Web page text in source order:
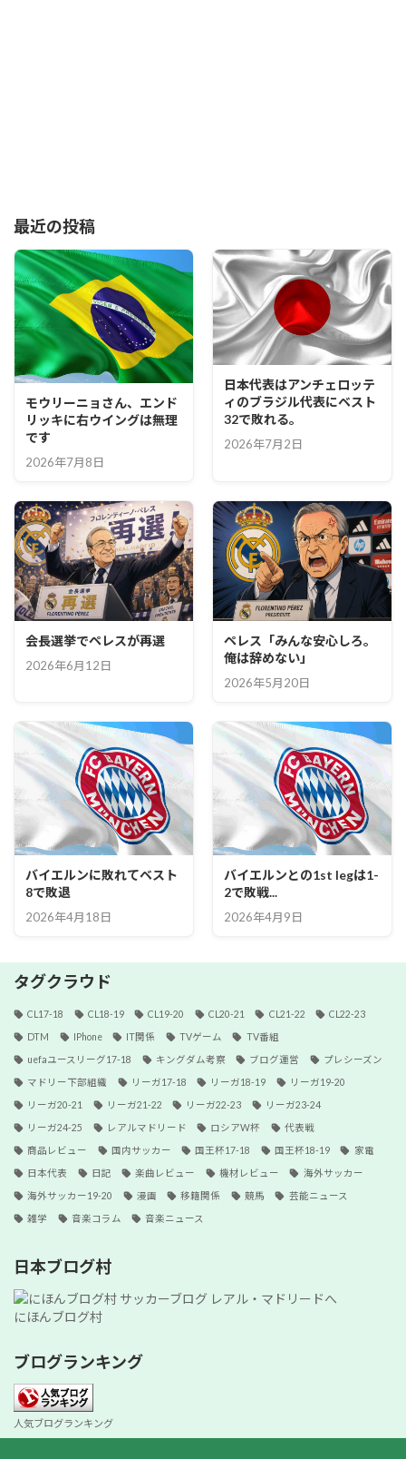
最近の投稿
モウリーニョさん、エンド
リッキに右ウイングは無理
です
2026年7月8日
日本代表はアンチェロッテ
ィのブラジル代表にベスト
32で敗れる。
2026年7月2日
会長選挙でペレスが再選
2026年6月12日
ペレス「みんな安心しろ。
俺は辞めない」
2026年5月20日
バイエルンに敗れてベスト
8で敗退
2026年4月18日
バイエルンとの1st legは1-
2で敗戦...
2026年4月9日
タグクラウド
CL17-18 CL18-19 CL19-20 CL20-21 CL21-22 CL22-23
DTM IPhone IT関係 TVゲーム TV番組
uefaユースリーグ17-18 キングダム考察 ブログ運営 プレシーズン
マドリー下部組織 リーガ17-18 リーガ18-19 リーガ19-20
リーガ20-21 リーガ21-22 リーガ22-23 リーガ23-24
リーガ24-25 レアルマドリード ロシアW杯 代表戦
商品レビュー 国内サッカー 国王杯17-18 国王杯18-19 家電
日本代表 日記 楽曲レビュー 機材レビュー 海外サッカー
海外サッカー19-20 漫画 移籍関係 競馬 芸能ニュース
雑学 音楽コラム 音楽ニュース
日本ブログ村
にほんブログ村
ブログランキング
人気ブログランキング